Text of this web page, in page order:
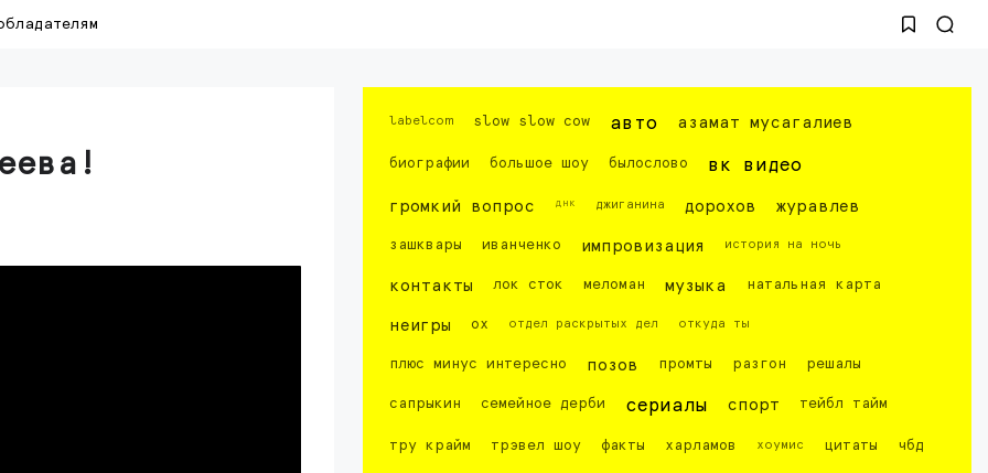
labelcom slow slow cow авто азамат мусагалиев
биографии большое шоу былослово вк видео
громкий вопрос днк джиганина дорохов журавлев
зашквары иванченко импровизация история на ночь
контакты лок сток меломан музыка натальная карта
неигры ох отдел раскрытых дел откуда ты
плюс минус интересно позов промты разгон решалы
сапрыкин семейное дерби сериалы спорт тейбл тайм
тру крайм трэвел шоу факты харламов хоумис цитаты чбд